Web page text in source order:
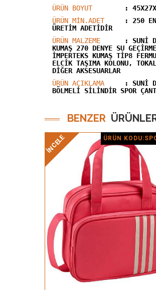
ÜRÜN BOYUT
:
ÜRÜN MİN.ADET
: 250 EN
ÜRETİM ADETİDİR
ÜRÜN MALZEME
: SUNİ
KUMAŞ 270 DENYE SU
İMPERTEKS KUMAŞ TİP8
ELCİK TAŞIMA KOLONU,
DİĞER AKSESUARLAR
ÜRÜN AÇIKLAMA
: SUNİ
BÖLMELİ SİLİNDİR SPOR
BENZER
İNCELE ÜRÜN
Ürün Detay